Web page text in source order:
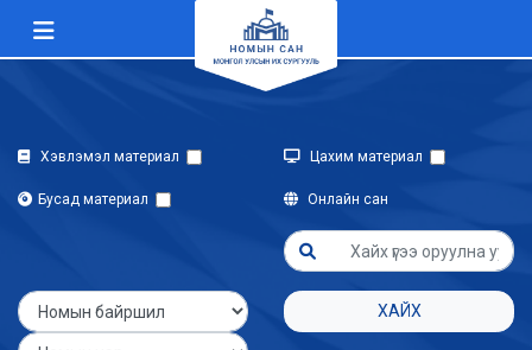
Хэвлэмэл материал Цахим материал
Бусад материал Онлайн сан
ХАЙХ